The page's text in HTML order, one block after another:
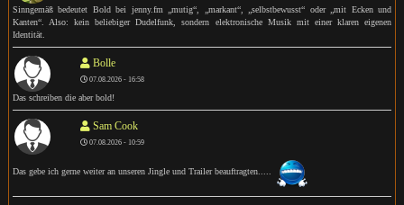
Sinngemäß bedeutet Bold bei jenny.fm „mutig“, „markant“, „selbstbewusst“ oder „mit Ecken und
Kanten“. Also: kein beliebiger Dudelfunk, sondern elektronische Musik mit einer klaren eigenen
Identität.
Bolle
07.08.2026 - 16:58
Das schreiben die aber bold!
Sam Cook
07.08.2026 - 10:59
Das gebe ich gerne weiter an unseren Jingle und Trailer beauftragten.....